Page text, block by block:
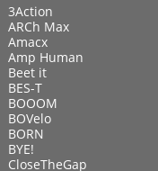
3Action
ARCh Max
Amacx
Amp Human
Beet it
BES-T
BOOOM
BOVelo
BORN
BYE!
CloseTheGap